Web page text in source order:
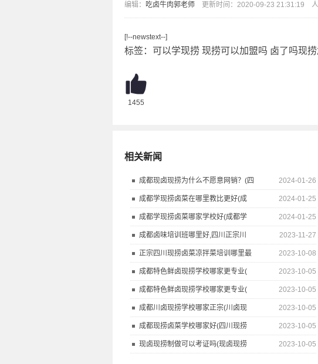
编辑： 吃卤牛肉郭老师 更新时间：2020-09-23 21:31:19 人
[!--newstext--]
标签： 可以学现捞 现捞可以加盟吗 卤了吗现
1455
相关新闻
2024-01-26
成都现卤现捞为什么不愿意网销？(四
2024-01-25
成都学现捞卤菜在哪里教比更好(成
2024-01-25
成都学现捞卤菜哪家学校好(成都学
2023-11-27
成都卤味培训班哪里好,四川正宗川
2023-10-08
正宗四川现捞卤菜凉拌菜培训哪里最
2023-10-05
成都特色鲜卤现捞学校哪家更专业(
2023-10-05
成都特色鲜卤现捞学校哪家更专业(
2023-10-05
成都川卤现捞学校哪家正宗(川卤现
2023-10-05
成都现捞卤菜学校哪家好(四川现捞
2023-10-05
现卤现捞制做可以考证吗(现卤现捞